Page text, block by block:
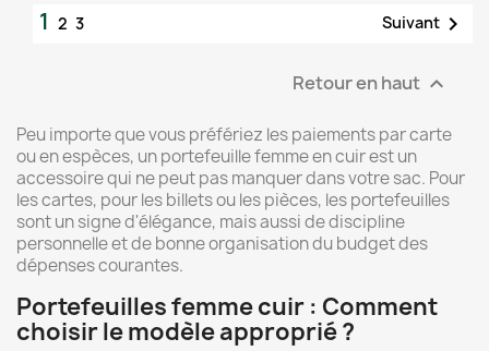
1 2 3 Suivant 
Retour en haut 
Peu importe que vous préfériez les paiements par carte
ou en espèces, un portefeuille femme en cuir est un
accessoire qui ne peut pas manquer dans votre sac. Pour
les cartes, pour les billets ou les pièces, les portefeuilles
sont un signe d'élégance, mais aussi de discipline
personnelle et de bonne organisation du budget des
dépenses courantes.
Portefeuilles femme cuir : Comment
choisir le modèle approprié ?